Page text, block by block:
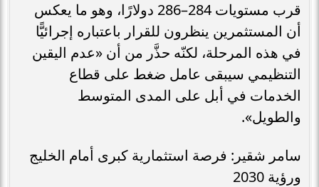
قرب مستويات 284–286 دولارًا، وهو ما يعكس
أن المستثمرين ينظرون للقرار باعتباره إجرائيًّا
في هذه المرحلة، لكنّه حذَّر من أن «عدم اليقين
التنظيمي سيبقى عامل ضغط على قطاع
الخدمات في أبل على المدى المتوسط
والطويل».
سامر شقير: فرصة استثمارية كبرى أمام الخليج
ورؤية 2030